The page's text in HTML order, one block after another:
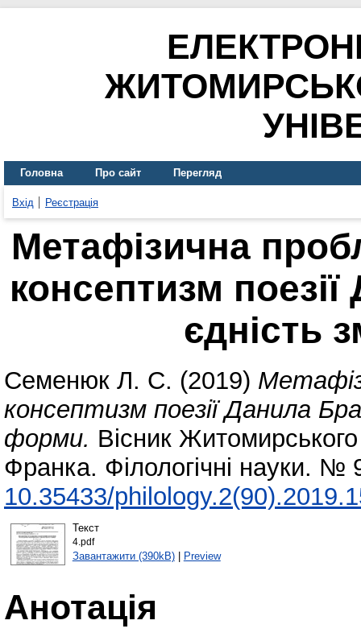
Головна Про сайт Перегляд
Вхід Реєстрація
Метафізична
консептизм
єдність
Семенюк Л. С. (2019)
консептизм поезії Данила
форми. Вісник Житомирського
Франка. Філологічні науки.
10.35433/
Текст
4.pdf
Завантажити (390kB)| Preview
Анотація